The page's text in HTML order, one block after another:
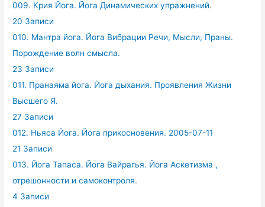
009. Крия Йога. Йога Динамических упражнений.
20 Записи
010. Мантра йога. Йога Вибрации Речи, Мысли, Праны.
Порождение волн смысла.
23 Записи
011. Пранаяма йога. Йога дыхания. Проявления Жизни
Высшего Я.
27 Записи
012. Ньяса Йога. Йога прикосновения. 2005-07-11
21 Записи
013. Йога Тапаса. Йога Вайрагья. Йога Аскетизма ,
отрешонности и самоконтроля.
4 Записи